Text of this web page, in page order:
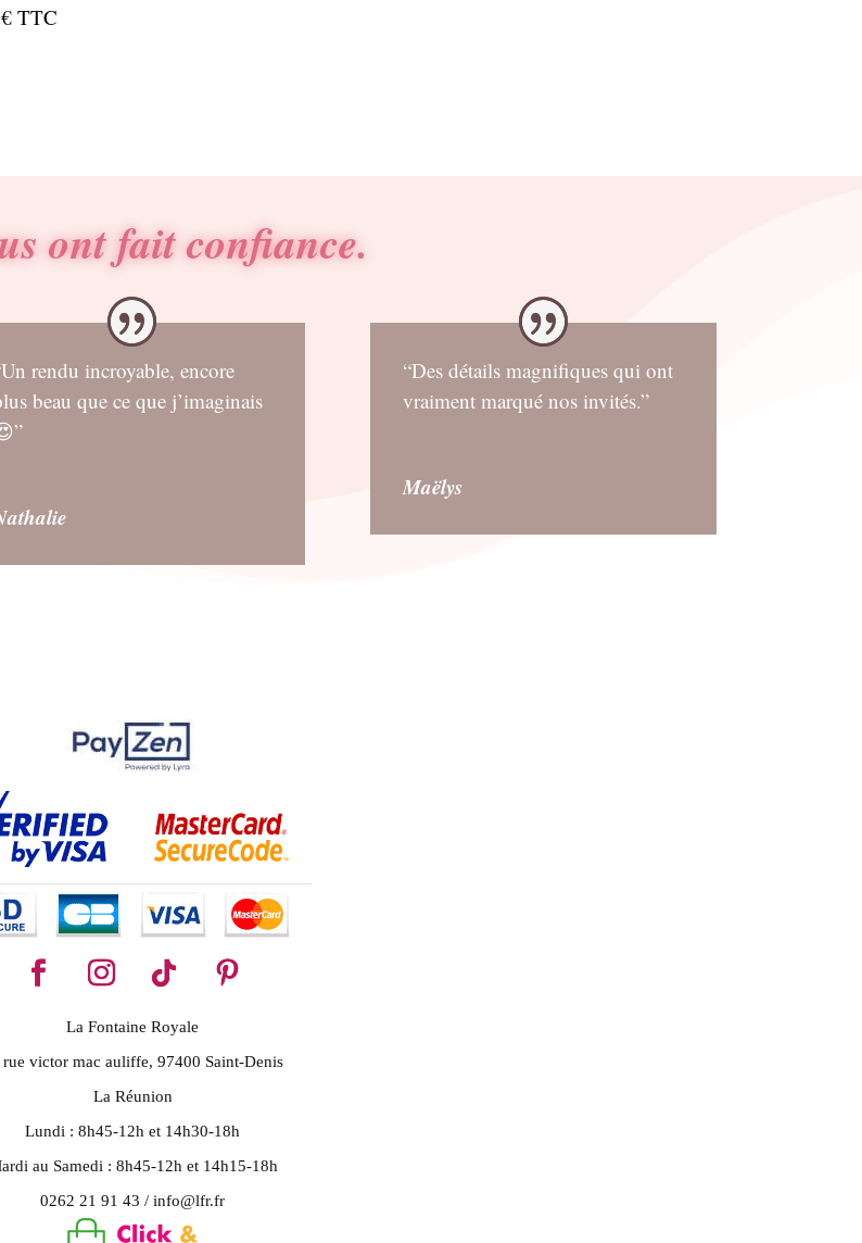
€ TTC
ont fait confiance.
rendu incroyable, encore
beau que ce que j’imaginais
“Des détails magnifiques qui ont
vraiment marqué nos invités.”
Maëlys
La Fontaine Royale
rue victor mac auliffe, 97400 Saint-Denis
La Réunion
Lundi : 8h45-12h et 14h30-18h
au Samedi : 8h45-12h et 14h15-18h
0262 21 91 43 / info@lfr.fr